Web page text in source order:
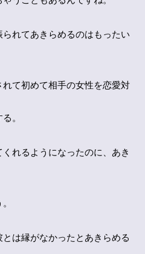
れてあきらめるのはもったい
て初めて相手の女性を恋愛対
。
れるようになったのに、あき
は縁がなかったとあきらめる